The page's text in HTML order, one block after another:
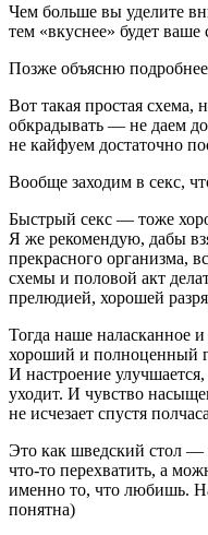
Чем больше вы уделите
тем «вкуснее» будет ваше
Позже объясню
Вот такая простая
обкрадывать — не даем
не кайфуем достаточно
Вообще заходим в секс,
Быстрый секс — тоже
Я же рекомендую, дабы
прекрасного организма,
схемы и половой акт
прелюдией, хорошей
Тогда наше наласканное
хороший и полноценный
И настроение
уходит. И чувство
не исчезает спустя
Это как шведский стол —
что-то перехватить, а
именно то, что любишь.
понятна)